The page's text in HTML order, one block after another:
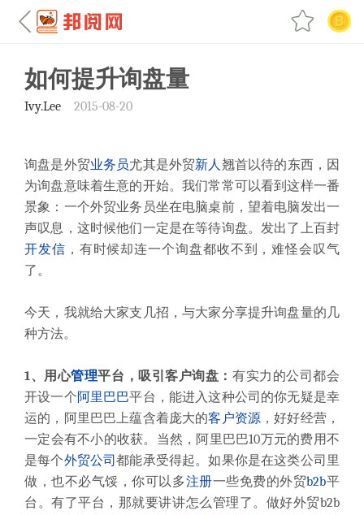
如何提升询盘量
Ivy.Lee 2015-08-20
询盘是外贸业务员尤其是外贸新人 翘首以待的东西，因
为询盘意味着生意的开始。我们常常可以看到这样一番
景象：一个外贸业务员坐在电脑桌前，望着电脑发出一
声叹息，这时候他们一定是在等待询盘。发出了上百封
开发信 ，有时候却连一个询盘都收不到，难怪会叹气
了。
今天，我就给大家支几招，与大家分享提升询盘量的几
种方法。
1、用心管理平台，吸引客户询盘：有实力的公司都会
开设一个阿里巴巴平台，能进入这种公司的你无疑是幸
运的，阿里巴巴上蕴含着庞大的客户资源 ，好好经营，
一定会有不小的收获。当然，阿里巴巴10万元的费用不
是每个外贸公司都能承受得起。如果你是在这类公司里
做，也不必气馁，你可以多注册一些免费的外贸b2b平
台。有了平台，那就要讲讲怎么管理了。做好外贸b2b